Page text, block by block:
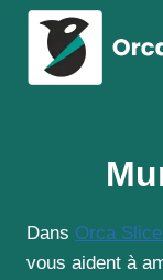
Aller
contenu
Dans Orca
vous aident à